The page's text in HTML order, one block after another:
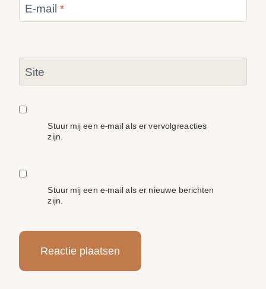
E-mail *
Site
Stuur mij een e-mail als er vervolgreacties
zijn.
Stuur mij een e-mail als er nieuwe berichten
zijn.